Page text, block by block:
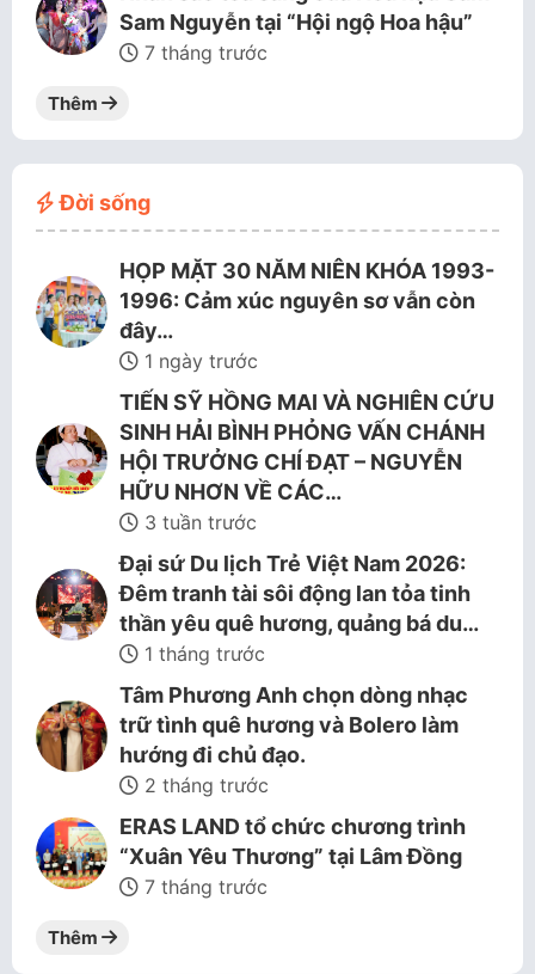
Sam Nguyễn tại “Hội ngộ Hoa hậu”
7 tháng trước
Thêm
Đời sống
HỌP MẶT 30 NĂM NIÊN KHÓA 1993-
1996: Cảm xúc nguyên sơ vẫn còn
đây…
1 ngày trước
TIẾN SỸ HỒNG MAI VÀ NGHIÊN CỨU
SINH HẢI BÌNH PHỎNG VẤN CHÁNH
HỘI TRƯỞNG CHÍ ĐẠT – NGUYỄN
HỮU NHƠN VỀ CÁC…
3 tuần trước
Đại sứ Du lịch Trẻ Việt Nam 2026:
Đêm tranh tài sôi động lan tỏa tinh
thần yêu quê hương, quảng bá du…
1 tháng trước
Tâm Phương Anh chọn dòng nhạc
trữ tình quê hương và Bolero làm
hướng đi chủ đạo.
2 tháng trước
ERAS LAND tổ chức chương trình
“Xuân Yêu Thương” tại Lâm Đồng
7 tháng trước
Thêm